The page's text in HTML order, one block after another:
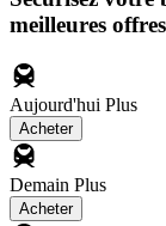
meilleures
Aujourd'hui Plus
Acheter
Demain Plus
Acheter